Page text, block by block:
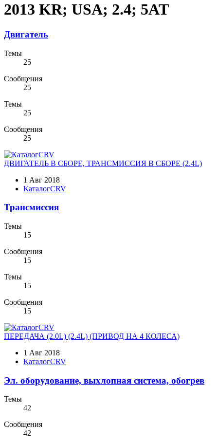
2013 KR; USA; 2.4; 5AT
Двигатель
Темы
25
Сообщения
25
Темы
25
Сообщения
25
ДВИГАТЕЛЬ В СБОРЕ, ТРАНСМИССИЯ В СБОРЕ (2.4L)
1 Авг 2018
КаталогCRV
Трансмиссия
Темы
15
Сообщения
15
Темы
15
Сообщения
15
ПЕРЕДАЧА (2.0L) (2.4L) (ПРИВОД НА 4 КОЛЕСА)
1 Авг 2018
КаталогCRV
Эл. оборудование, выхлопная система, обогрев
Темы
42
Сообщения
42